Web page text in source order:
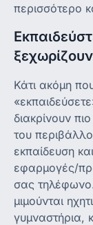
περισσότερο
Κάτι ακόμη
διακρίνουν
του
εκπαίδευση
εφαρμογές/
σας
μιμούνται
γυμναστήρια,